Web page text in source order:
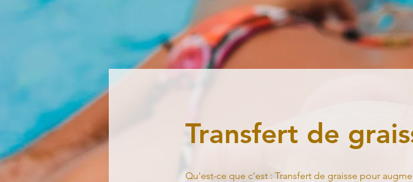
Transfert de
Qu'est-ce que c'est : Transfert de graisse pour